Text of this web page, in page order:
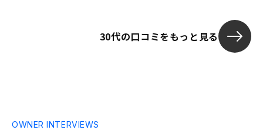
30代の口コミをもっと見る
OWNER INTERVIEWS